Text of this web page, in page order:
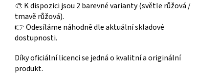
🎨 K dispozici jsou 2 barevné varianty (světle růžová /
tmavě růžová).
👉 Odesíláme náhodně dle aktuální skladové
dostupnosti.
Díky oficiální licenci se jedná o kvalitní a originální
produkt.